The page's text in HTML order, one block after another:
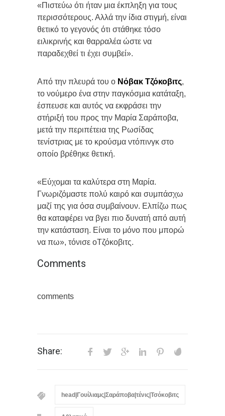
«Πιστεύω ότι ήταν μια έκπληξη για τους
περισσότερους. Αλλά την ίδια στιγμή, είναι
θετικό το γεγονός ότι στάθηκε τόσο
ειλικρινής και θαρραλέα ώστε να
παραδεχθεί τι έχει συμβεί».
Από την πλευρά του ο Νόβακ Τζόκοβιτς,
το νούμερο ένα στην παγκόσμια κατάταξη,
έσπευσε και αυτός να εκφράσει την
στήριξή του προς την Μαρία Σαράποβα,
μετά την περιπέτεια της Ρωσίδας
τενίστριας με το κρούσμα ντόπινγκ στο
οποίο βρέθηκε θετική.
«Εύχομαι τα καλύτερα στη Μαρία.
Γνωριζόμαστε πολύ καιρό και συμπάσχω
μαζί της για όσα συμβαίνουν. Ελπίζω πως
θα καταφέρει να βγει πιο δυνατή από αυτή
την κατάσταση. Είναι το μόνο που μπορώ
να πω», τόνισε οΤζόκοβιτς.
Comments
comments
Share:
head|Γουίλιαμς|Σαράποβα|τένις|Τσόκοβιτς